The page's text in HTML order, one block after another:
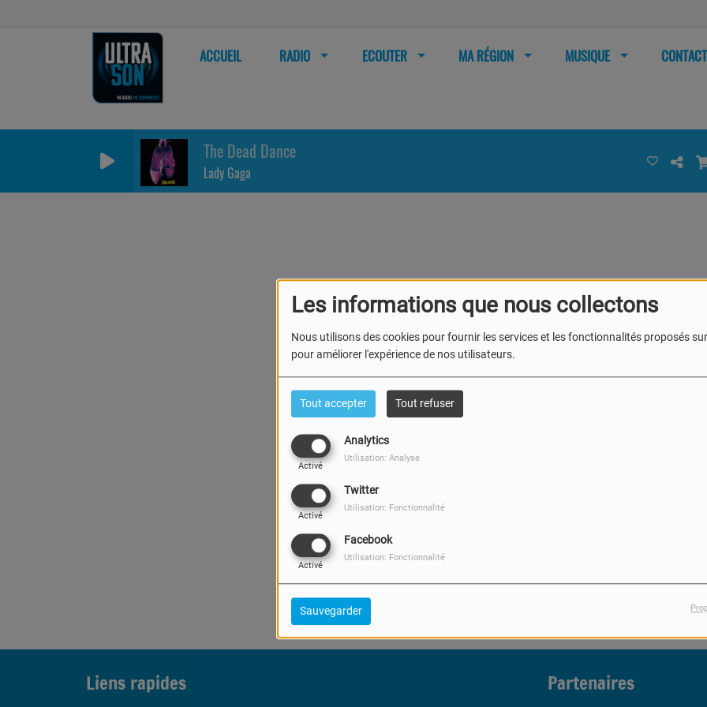
Les informations que nous collectons
Nous utilisons des cookies pour fournir les services et les fonctionnalités proposés
pour améliorer l'expérience de nos utilisateurs.
Tout accepter Tout refuser
Analytics
Activé
Utilisation: Analyse
Twitter
Activé
Utilisation: Fonctionnalité
Facebook
Activé
Utilisation: Fonctionnalité
Sauvegarder
ACCUEIL RADIO ECOUTER MA RÉGION MUSIQUE
The Dead Dance
Lady Gaga
404
Oups, vous avez rencontré une
Il semble que la page que vous recherchez n’existe plus.
Liens rapides Partenaires